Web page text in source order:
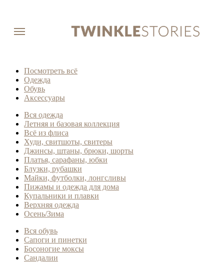
Посмотреть всё
Одежда
Обувь
Аксессуары
Вся одежда
Летняя и базовая коллекция
Всё из флиса
Худи, свитшоты, свитеры
Джинсы, штаны, брюки, шорты
Платья, сарафаны, юбки
Блузки, рубашки
Майки, футболки, лонгсливы
Пижамы и одежда для дома
Купальники и плавки
Верхняя одежда
Осень/Зима
Вся обувь
Сапоги и пинетки
Босоногие моксы
Сандалии